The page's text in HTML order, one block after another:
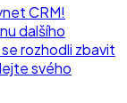
CRM!
dalšího
rozhodli zbavit
svého